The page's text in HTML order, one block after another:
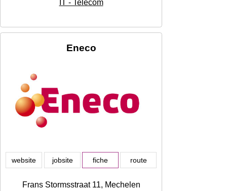
IT - Telecom
Eneco
website jobsite fiche route
Frans Stormsstraat 11, Mechelen